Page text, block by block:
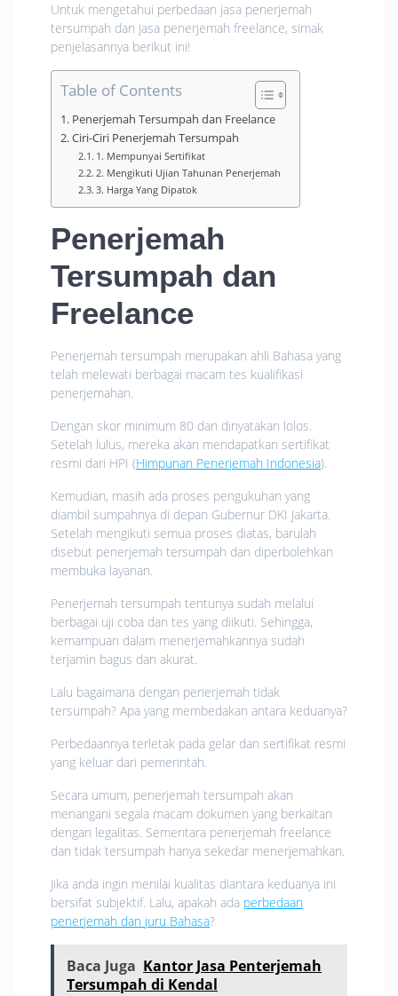
Untuk mengetahui perbedaan jasa penerjemah
tersumpah dan jasa penerjemah freelance, simak
penjelasannya berikut ini!
Table of Contents
Penerjemah Tersumpah dan Freelance
Ciri-Ciri Penerjemah Tersumpah
1. Mempunyai Sertifikat
2. Mengikuti Ujian Tahunan Penerjemah
3. Harga Yang Dipatok
Penerjemah
Tersumpah dan
Freelance
Penerjemah tersumpah merupakan ahli Bahasa yang
telah melewati berbagai macam tes kualifikasi
penerjemahan.
Dengan skor minimum 80 dan dinyatakan lolos.
Setelah lulus, mereka akan mendapatkan sertifikat
resmi dari HPI (Himpunan Penerjemah Indonesia).
Kemudian, masih ada proses pengukuhan yang
diambil sumpahnya di depan Gubernur DKI Jakarta.
Setelah mengikuti semua proses diatas, barulah
disebut penerjemah tersumpah dan diperbolehkan
membuka layanan.
Penerjemah tersumpah tentunya sudah melalui
berbagai uji coba dan tes yang diikuti. Sehingga,
kemampuan dalam menerjemahkannya sudah
terjamin bagus dan akurat.
Lalu bagaimana dengan penerjemah tidak
tersumpah? Apa yang membedakan antara keduanya?
Perbedaannya terletak pada gelar dan sertifikat resmi
yang keluar dari pemerintah.
Secara umum, penerjemah tersumpah akan
menangani segala macam dokumen yang berkaitan
dengan legalitas. Sementara penerjemah freelance
dan tidak tersumpah hanya sekedar menerjemahkan.
Jika anda ingin menilai kualitas diantara keduanya ini
bersifat subjektif. Lalu, apakah ada perbedaan
penerjemah dan juru Bahasa?
Baca Juga Kantor Jasa Penterjemah
Tersumpah di Kendal